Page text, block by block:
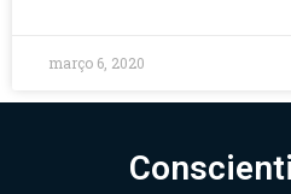
março 6, 2020